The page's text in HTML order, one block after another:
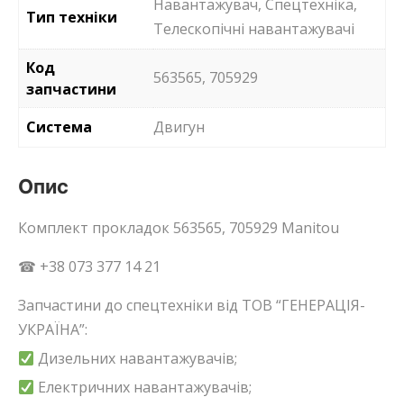
Тип техніки
Навантажувач, Спецтехніка,
Телескопічні навантажувачі
Код
запчастини
563565, 705929
Система Двигун
Опис
Комплект прокладок 563565, 705929 Manitou
☎ +38 073 377 14 21
Запчастини до спецтехніки від ТОВ “ГЕНЕРАЦІЯ-
УКРАЇНА”:
Дизельних навантажувачів;
Електричних навантажувачів;